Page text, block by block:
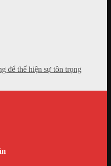
để thể hiện sự tôn trọng